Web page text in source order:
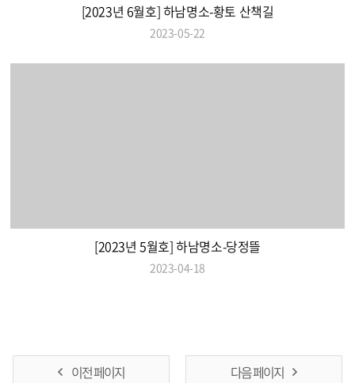
[2023년 6월호] 하남명소-황토 산책길
2023-05-22
[2023년 5월호] 하남명소-당정뜰
2023-04-18
이전 페이지 다음 페이지